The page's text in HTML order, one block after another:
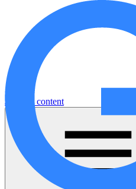
Jump to content